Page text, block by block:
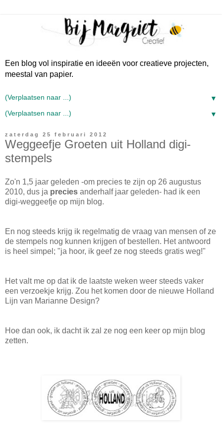
Een blog vol inspiratie en ideeën voor creatieve projecten,
meestal van papier.
▼
▼
zaterdag 25 februari 2012
Weggeefje Groeten uit Holland digi-
stempels
Zo'n 1,5 jaar geleden -om precies te zijn op 26 augustus
2010, dus ja precies anderhalf jaar geleden- had ik een
digi-weggeefje op mijn blog.
En nog steeds krijg ik regelmatig de vraag van mensen of ze
de stempels nog kunnen krijgen of bestellen. Het antwoord
is heel simpel; "ja hoor, ik geef ze nog steeds gratis weg!"
Het valt me op dat ik de laatste weken weer steeds vaker
een verzoekje krijg. Zou het komen door de nieuwe Holland
Lijn van Marianne Design?
Hoe dan ook, ik dacht ik zal ze nog een keer op mijn blog
zetten.